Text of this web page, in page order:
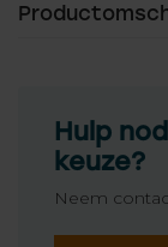
Hulp
keuze?
Neem